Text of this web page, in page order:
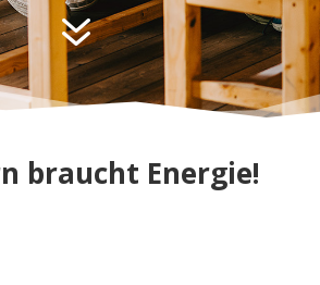
7
braucht Energie!